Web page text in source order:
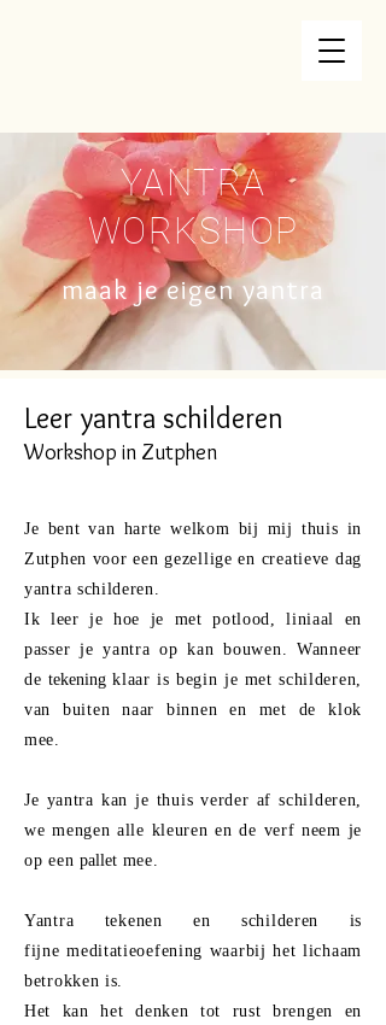
YANTRA
WORKSHOP
maak je eigen yantra
Leer yantra schilderen
Workshop in Zutphen
Je bent van harte welkom bij mij thuis in
Zutphen voor een gezellige en creatieve dag
yantra schilderen.
Ik leer je hoe je met potlood, liniaal en
passer je yantra op kan bouwen. Wanneer
de tekeningklaar is begin je met schilderen,
van buiten naar binnen en met de klok
mee.
Je yantra kan je thuis verder af schilderen,
we mengen alle kleuren en de verf neem je
opeen palletmee.
Yantra tekenen en schilderen is
fijne meditatieoefening waarbij het lichaam
betrokken is.
Het kan het denken tot rust brengen en